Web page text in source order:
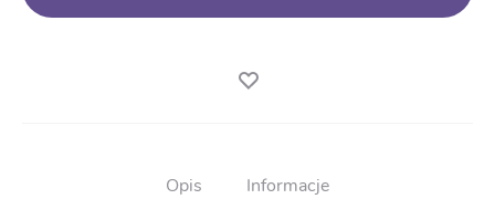
Opis Informacje